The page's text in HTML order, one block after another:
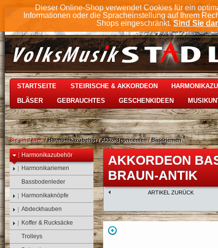
Dieser Online-Shop verwendet Cookies für ein
Informationen oder die Spracheinstellung auf Ihrem
Shops eingeschränkt. Sind Sie
STARTSEITE STEIRISCHE & AKKORDEON
BLÄSER GEBRAUCHTES GESCHENKIDEEN
Sie sind hier:/Harmonikazubehör/Akkordeonriemen/Bassriemen
Harmonikazubehör
Harmonikariemen
Bassbodenleder
Harmonikaknöpfe
Abdeckhauben
Koffer & Rucksäcke
Trolleys
AKKORDEON
BRAUN-ANTIK
ARTIKEL ZURÜCK